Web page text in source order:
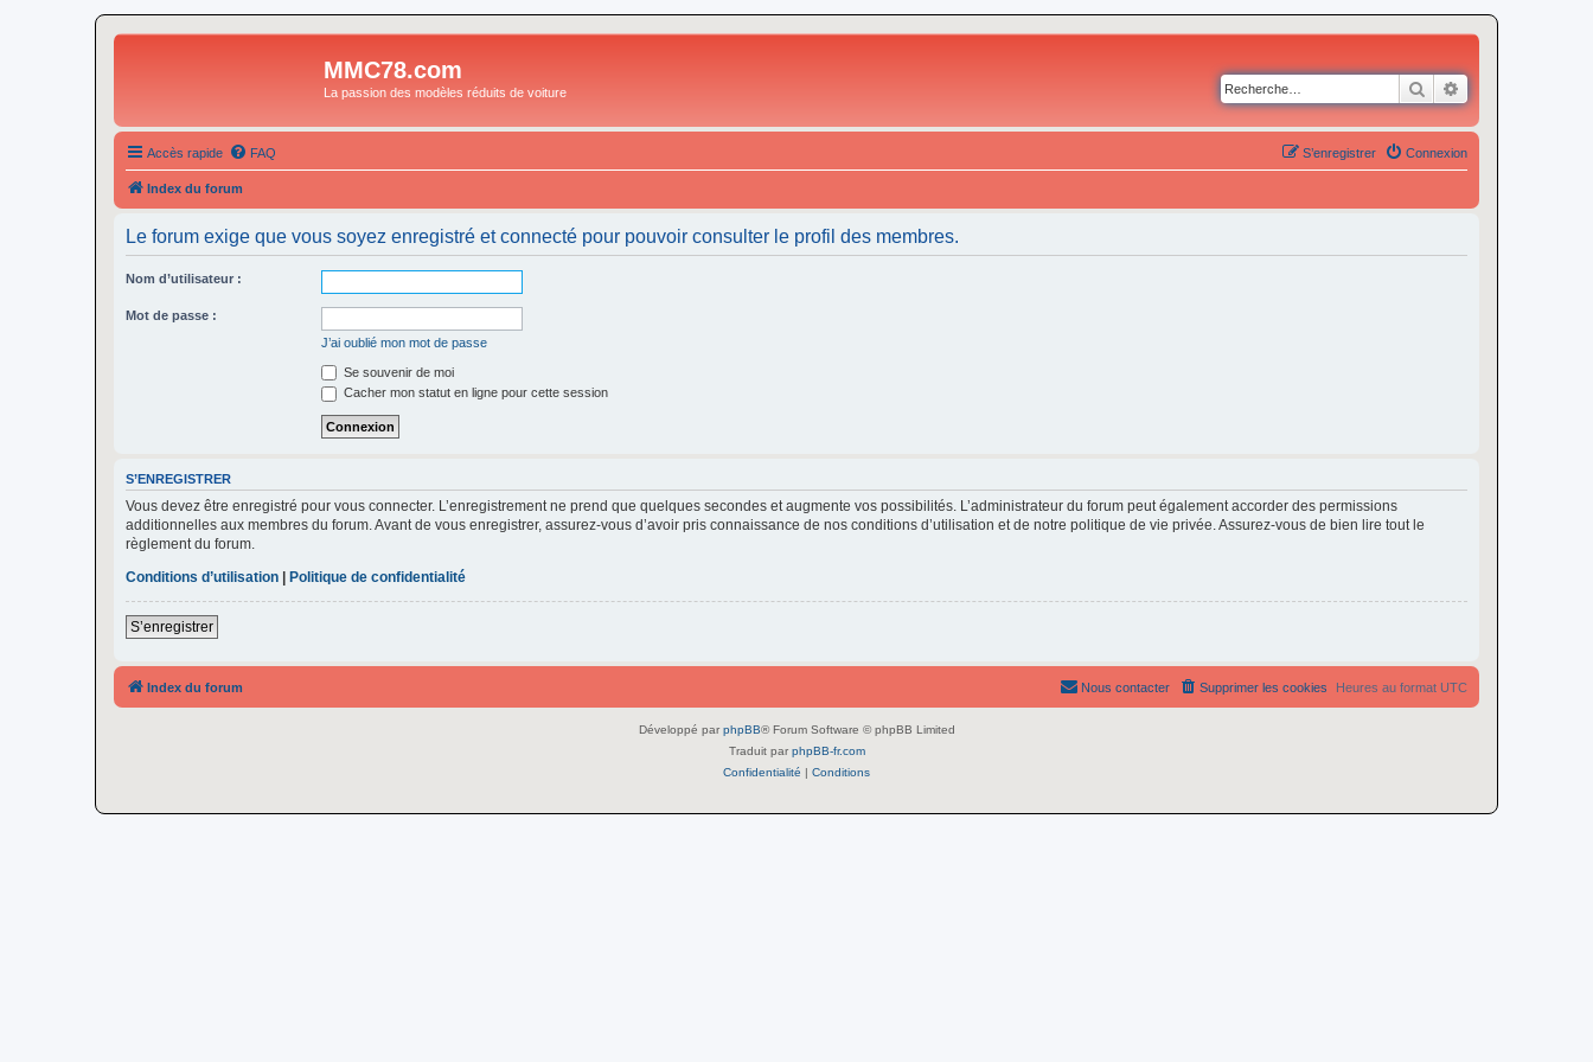
MMC78.com
La passion des modèles réduits de voiture Rechercher
Accès rapide FAQ Connexion
S’enregistrer
Index du forum
Le forum exige que vous soyez enregistré et connecté pour pouvoir consulter le profil des membres.
Nom d’utilisateur :
Mot de passe :
J’ai oublié mon mot de passe
Se souvenir de moi
Cacher mon statut en ligne pour cette session
S’ENREGISTRER
Vous devez être enregistré pour vous connecter. L’enregistrement ne prend que quelques secondes et augmente vos possibilités. L’administrateur du forum peut également accorder des permissions
additionnelles aux membres du forum. Avant de vous enregistrer, assurez-vous d’avoir pris connaissance de nos conditions d’utilisation et de notre politique de vie privée. Assurez-vous de bien lire tout le
règlement du forum.
Conditions d’utilisation
Politique de confidentialité
S’enregistrer
Index du forum Heures au format UTC
Supprimer les cookies
Nous contacter
Développé par phpBB® Forum Software © phpBB Limited
Traduit par phpBB-fr.com
Confidentialité | Conditions